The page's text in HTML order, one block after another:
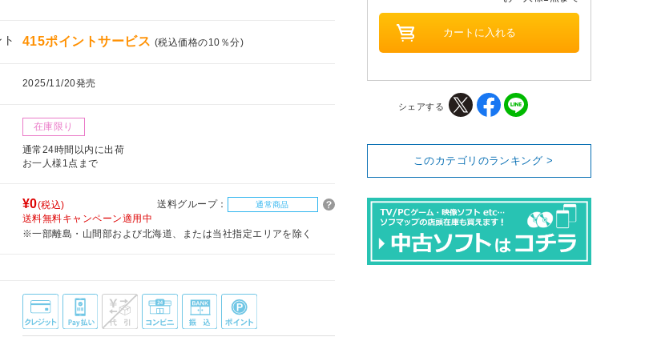
415ポイントサービス (税込価格の10％分)
2025/11/20発売
在庫限り
通常24時間以内に出荷
お一人様1点まで
¥0(税込) 送料グループ： 通常商品
送料無料キャンペーン適用中
※一部離島・山間部および北海道、または当社指定エリアを除く
シェアする
このカテゴリのランキング >